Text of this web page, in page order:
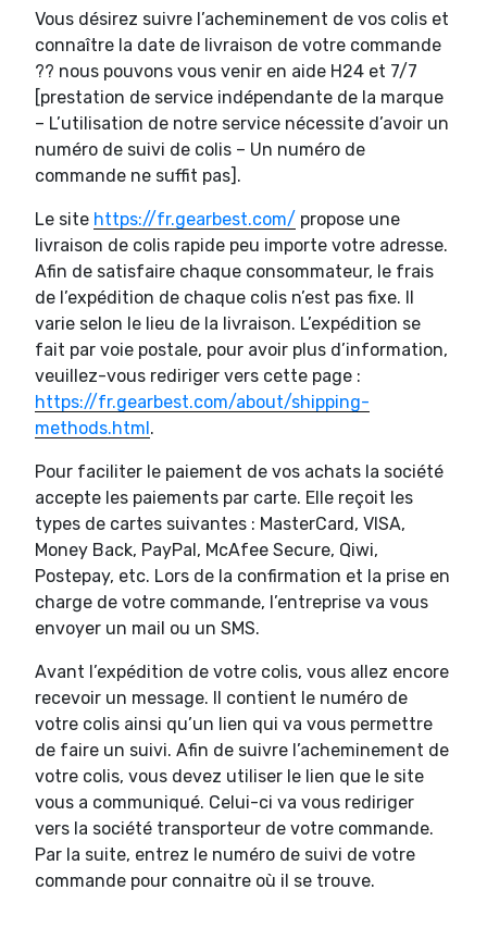
Vous désirez suivre l’acheminement de vos colis et
connaître la date de livraison de votre commande
?? nous pouvons vous venir en aide H24 et 7/7
[prestation de service indépendante de la marque
– L’utilisation de notre service nécessite d’avoir un
numéro de suivi de colis – Un numéro de
commande ne suffit pas].
Le site https://fr.gearbest.com/ propose une
livraison de colis rapide peu importe votre adresse.
Afin de satisfaire chaque consommateur, le frais
de l’expédition de chaque colis n’est pas fixe. Il
varie selon le lieu de la livraison. L’expédition se
fait par voie postale, pour avoir plus d’information,
veuillez-vous rediriger vers cette page :
https://fr.gearbest.com/about/shipping-
methods.html.
Pour faciliter le paiement de vos achats la société
accepte les paiements par carte. Elle reçoit les
types de cartes suivantes : MasterCard, VISA,
Money Back, PayPal, McAfee Secure, Qiwi,
Postepay, etc. Lors de la confirmation et la prise en
charge de votre commande, l’entreprise va vous
envoyer un mail ou un SMS.
Avant l’expédition de votre colis, vous allez encore
recevoir un message. Il contient le numéro de
votre colis ainsi qu’un lien qui va vous permettre
de faire un suivi. Afin de suivre l’acheminement de
votre colis, vous devez utiliser le lien que le site
vous a communiqué. Celui-ci va vous rediriger
vers la société transporteur de votre commande.
Par la suite, entrez le numéro de suivi de votre
commande pour connaitre où il se trouve.